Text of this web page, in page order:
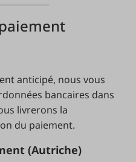
anticipé, nous vous
bancaires dans
livrerons la
du paiement.
(Autriche)